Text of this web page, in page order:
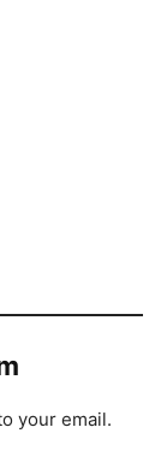
your email.